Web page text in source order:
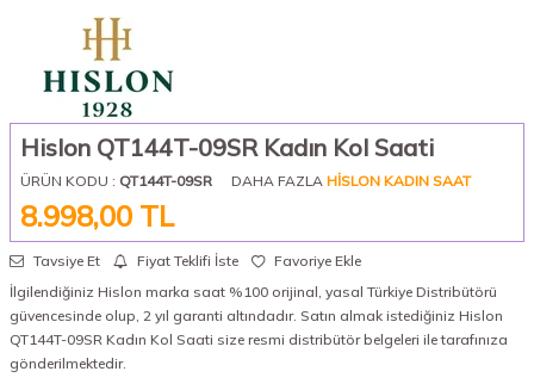
Hislon QT144T-09SR Kadın Kol Saati
ÜRÜN KODU : QT144T-09SR DAHA FAZLA HISLON KADIN SAAT
8.998,00 TL
Tavsiye Et Fiyat Teklifi İste
Favoriye Ekle
İlgilendiğiniz Hislon marka saat %100 orijinal, yasal Türkiye Distribütörü
güvencesinde olup, 2 yıl garanti altındadır. Satın almak istediğiniz Hislon
QT144T-09SR Kadın Kol Saati size resmi distribütör belgeleri ile tarafınıza
gönderilmektedir.